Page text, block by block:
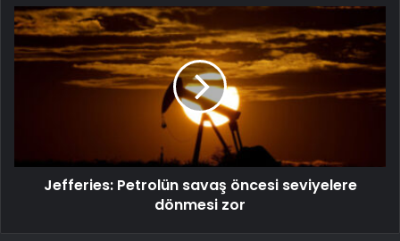
Jefferies: Petrolün savaş öncesi seviyelere
dönmesi zor